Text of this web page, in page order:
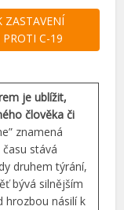
ZASTAVENÍ
C-19
je ublížit,
člověka či
znamená
stává
druhem týrání,
bývá silnějším
hrozbou násilí k